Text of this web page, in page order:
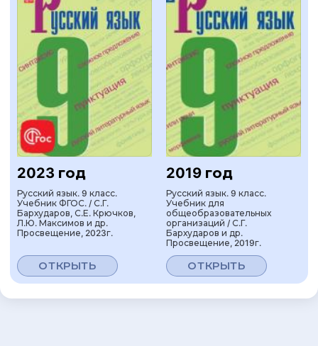
2023 год
Русский язык. 9 класс.
Учебник ФГОС. / С.Г.
Бархударов, С.Е. Крючков,
Л.Ю. Максимов и др.
Просвещение, 2023г.
ОТКРЫТЬ
2019 год
Русский язык. 9 класс.
Учебник для
общеобразовательных
организаций / С.Г.
Бархударов и др.
Просвещение, 2019г.
ОТКРЫТЬ